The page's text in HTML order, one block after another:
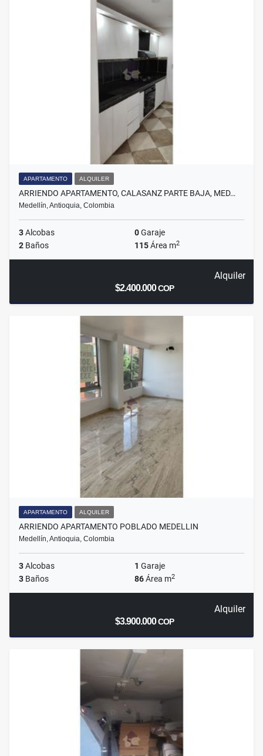
APARTAMENTO ALQUILER
ARRIENDO APARTAMENTO, CALASANZ PARTE BAJA, MED…
Medellín, Antioquia, Colombia
3Alcobas 0Garaje
2 Baños 115Área m2
Alquiler
$2.400.000COP
APARTAMENTO ALQUILER
ARRIENDO APARTAMENTO POBLADO MEDELLIN
Medellín, Antioquia, Colombia
3Alcobas 1 Garaje
3 Baños 86Área m2
Alquiler
$3.900.000COP